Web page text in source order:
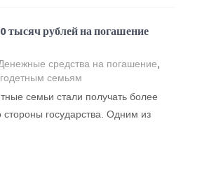
тысяч рублей на погашение
средства на погашение
семьям
семьи стали получать более
государства. Одним из